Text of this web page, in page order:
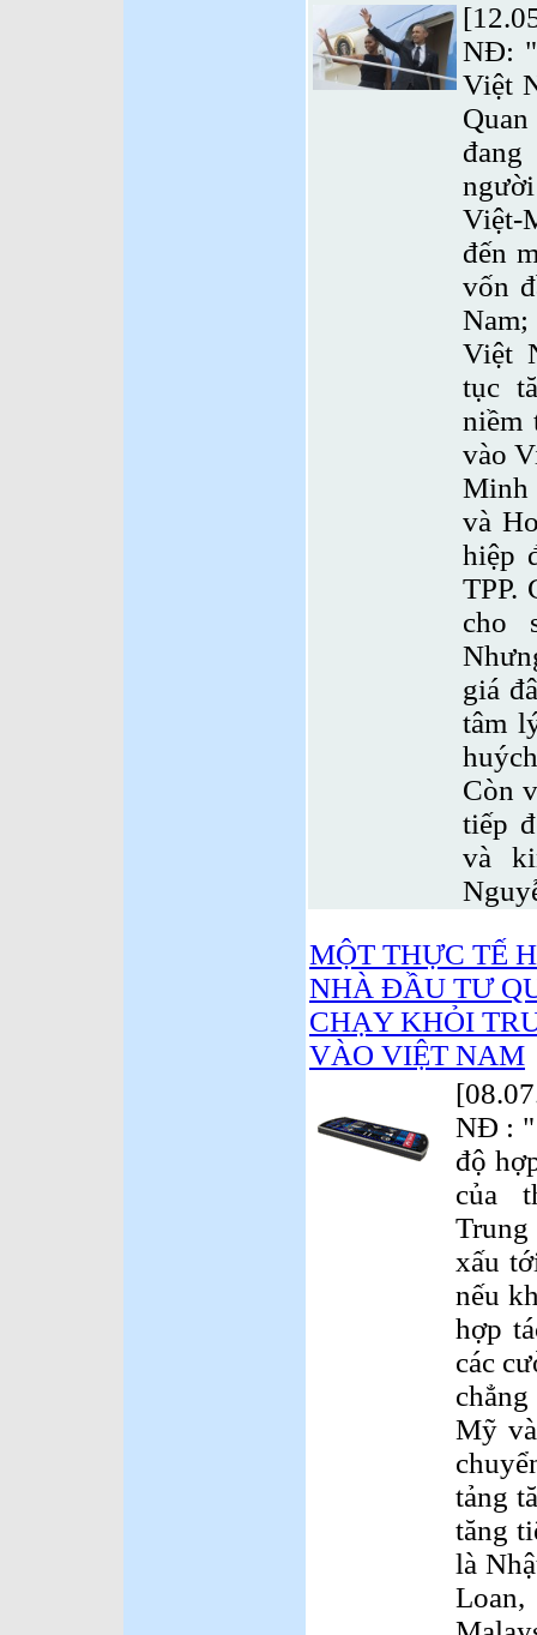
NĐ:
Việt
Việt-
đến
vốn
Việt
tục
niềm
vào
Minh
và
hiệp
TPP.
cho
giá
tâm
Còn
tiếp
và
MỘT THỰC TẾ
NHÀ ĐẦU TƯ
CHẠY KHỎI
VÀO VIỆT NAM
NĐ : "
độ
của
xấu
nếu
hợp
các
Mỹ
tảng
tăng
là